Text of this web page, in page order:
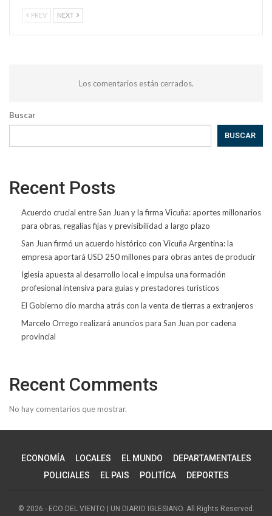
PREV NEXT
Los comentarios están cerrados.
Buscar
BUSCAR
Recent Posts
Acuerdo crucial entre San Juan y la firma Vicuña: aportes millonarios
para obras, regalías fijas y previsibilidad a largo plazo
San Juan firmó un acuerdo histórico con Vicuña Argentina: la
empresa aportará USD 250 millones para obras antes de producir
Iglesia apuesta al desarrollo local e impulsa una formación
profesional intensiva para guías y prestadores turísticos
El Gobierno dio marcha atrás con la venta de tierras a extranjeros
Marcelo Orrego realizará anuncios para San Juan por cadena
provincial
Recent Comments
No hay comentarios que mostrar.
ECONOMÍA LOCALES EL MUNDO
DEPARTAMENTALES
POLICIALES
EL PAIS POLITÍCA DEPORTES
© 2026 - ECO DEL VIENTO | UN DIARIO IGLESIANO. All Rights Reserved.